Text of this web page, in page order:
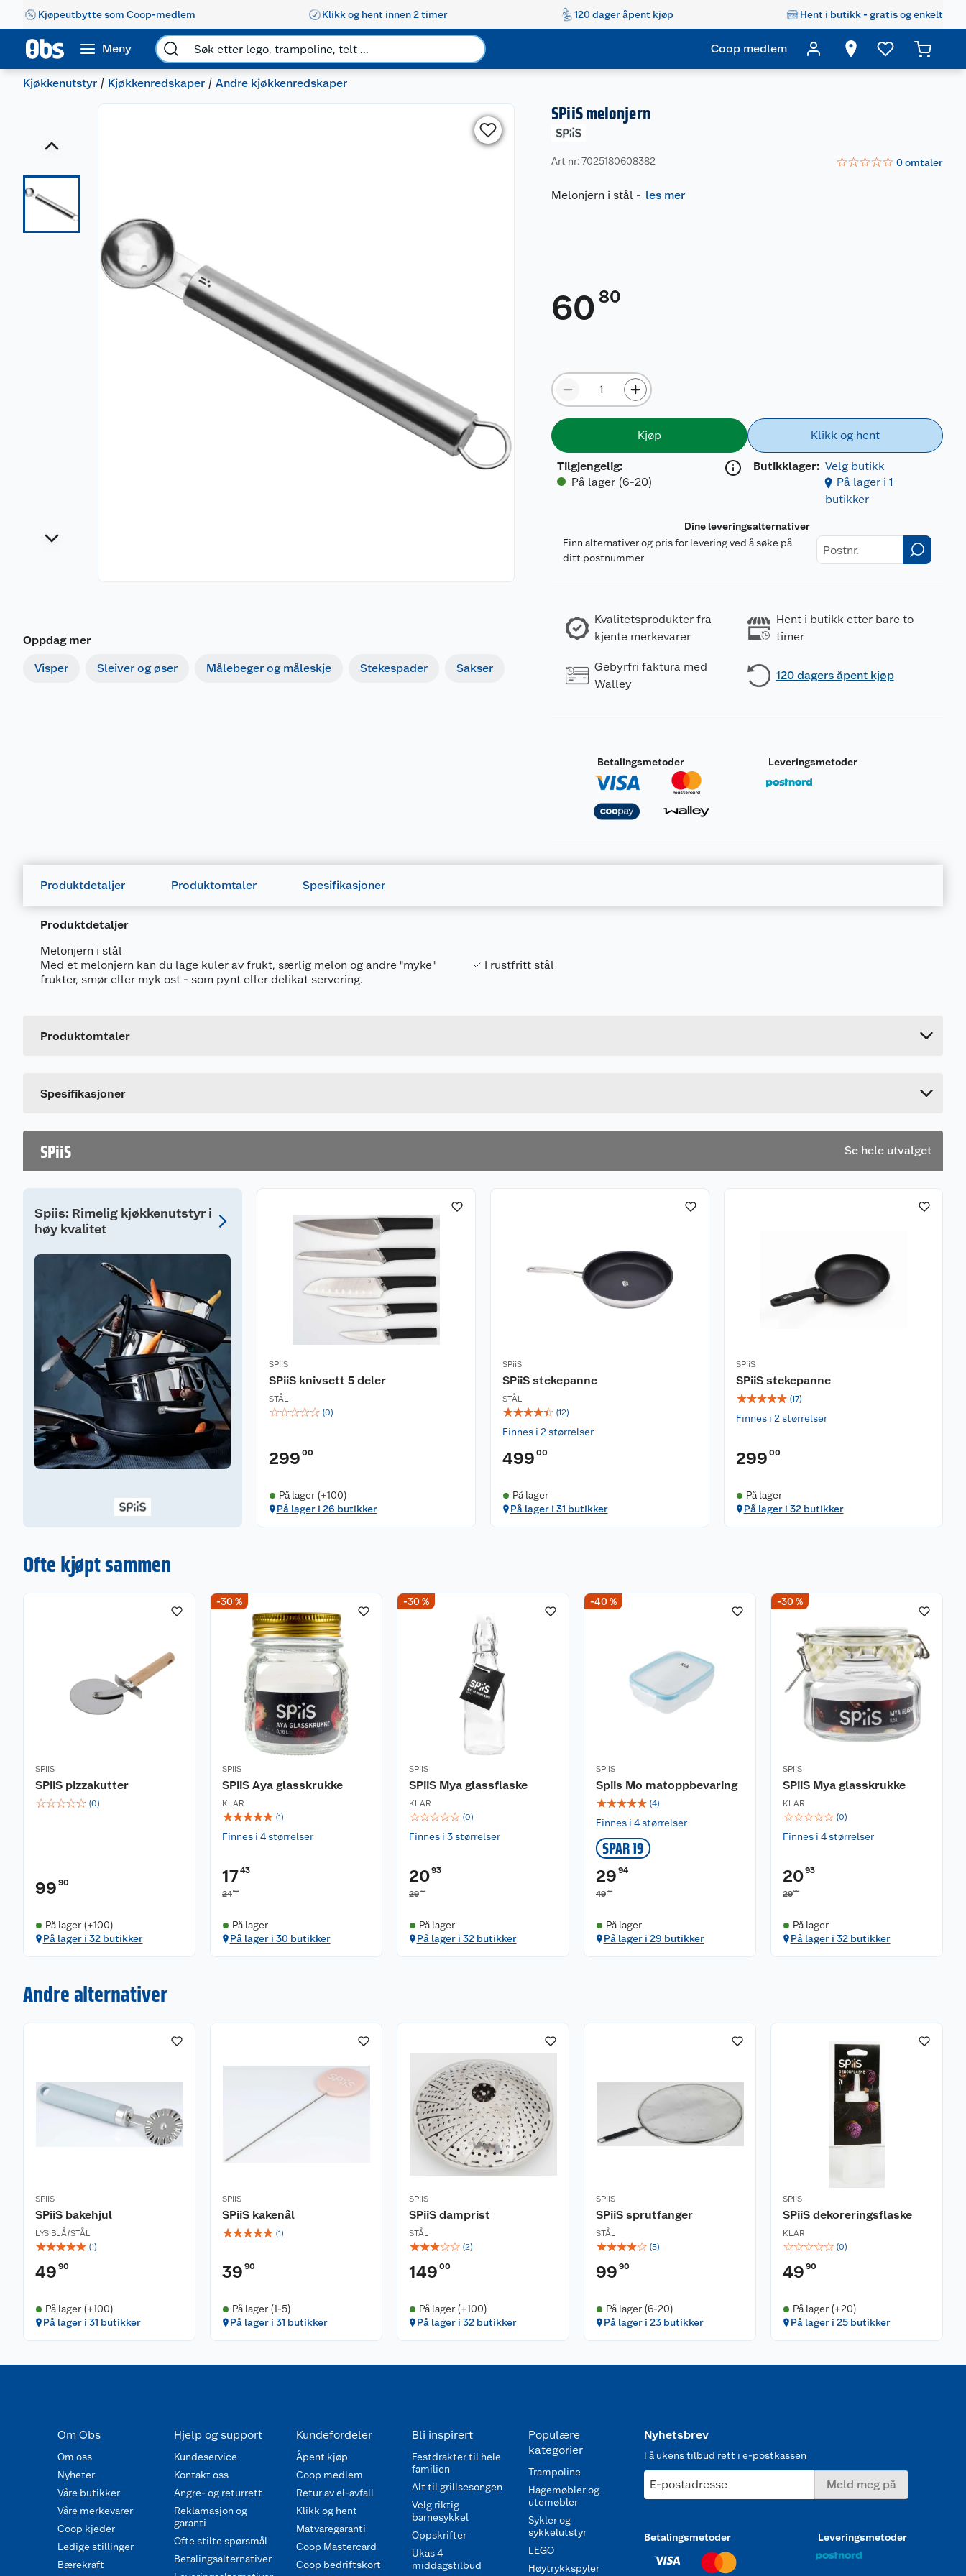
Kjøpeutbytte som Coop-medlem Klikk og hent innen 2 timer 120 dager åpent kjøp Hent i butikk - gratis og enkelt
Meny Coop medlem
Kjøkkenutstyr Kjøkkenredskaper Andre kjøkkenredskaper
Oppdag mer
Visper Sleiver og øser Målebeger og måleskje Stekespader Sakser
SPiiS melonjern
Art nr: 7025180608382 ☆☆☆☆☆ 0omtaler
Melonjern i stål - les mer
60 80
Kjøp
Tilgjengelig:
På lager (6-20)
Klikk og hent
Butikklager: Velg butikk
På lager i 1
butikker
Dine leveringsalternativer
Finn alternativer og pris for levering ved å søke på
ditt postnummer
Kvalitetsprodukter fra
kjente merkevarer
Hent i butikk etter bare to
timer
Gebyrfri faktura med
Walley
120 dagers åpent kjøp
Betalingsmetoder Leveringsmetoder
Produktdetaljer Produktomtaler Spesifikasjoner
Produktdetaljer
Melonjern i stål
Med et melonjern kan du lage kuler av frukt, særlig melon og andre "myke"
frukter, smør eller myk ost - som pynt eller delikat servering.
I rustfritt stål
Produktomtaler
Spesifikasjoner
Generelt
Leverandørens artikkelnummer
SPiiS Se hele utvalget
Spiis: Rimelig kjøkkenutstyr i
høy kvalitet
SPiiS
SPiiS knivsett 5 deler
STÅL
☆☆☆☆☆ (0)
299 00
På lager (+100)
På lager i 26 butikker
SPiiS
SPiiS stekepanne
STÅL
☆☆☆☆☆ (12)
Finnes i 2 størrelser
499 00
På lager
På lager i 31 butikker
SPiiS
SPiiS stekepanne
☆☆☆☆☆ (17)
Finnes i 2 størrelser
299 00
På lager
På lager i 32 butikker
Ofte kjøpt sammen
SPiiS
SPiiS pizzakutter
☆☆☆☆☆ (0)
99 90
På lager (+100)
På lager i 32 butikker
-30 %
SPiiS
SPiiS Aya glasskrukke
KLAR
☆☆☆☆☆ (1)
Finnes i 4 størrelser
1743
2490
På lager
På lager i 30 butikker
-30 %
SPiiS
SPiiS Mya glassflaske
KLAR
☆☆☆☆☆ (0)
Finnes i 3 størrelser
2093
2990
På lager
På lager i 32 butikker
-40 %
SPiiS
Spiis Mo matoppbevaring
☆☆☆☆☆ (4)
Finnes i 4 størrelser
SPAR 19
29 94
4990
På lager
På lager i 29 butikker
-30 %
SPiiS
SPiiS Mya glasskrukke
KLAR
☆☆☆☆☆ (0)
Finnes i 4 størrelser
2093
2990
På lager
På lager i 32 butikker
Andre alternativer
SPiiS
SPiiS bakehjul
LYS BLÅ/STÅL
☆☆☆☆☆ (1)
49 90
På lager (+100)
På lager i 31 butikker
SPiiS
SPiiS kakenål
☆☆☆☆☆ (1)
39 90
På lager (1-5)
På lager i 31 butikker
SPiiS
SPiiS damprist
STÅL
☆☆☆☆☆ (2)
149 00
På lager (+100)
På lager i 32 butikker
SPiiS
SPiiS sprutfanger
STÅL
☆☆☆☆☆ (5)
99 90
På lager (6-20)
På lager i 23 butikker
SPiiS
SPiiS dekoreringsflaske
KLAR
☆☆☆☆☆ (0)
49 90
På lager (+20)
På lager i 25 butikker
Om Obs
Om oss
Nyheter
Våre butikker
Våre merkevarer
Coop kjeder
Ledige stillinger
Bærekraft
Hjelp og support
Kundeservice
Kontakt oss
Angre- og returrett
Reklamasjon og
garanti
Ofte stilte spørsmål
Betalingsalternativer
Kundefordeler
Åpent kjøp
Coop medlem
Retur av el-avfall
Klikk og hent
Matvaregaranti
Coop Mastercard
Coop bedriftskort
Bli inspirert
Festdrakter til hele
familien
Alt til grillsesongen
Velg riktig
barnesykkel
Oppskrifter
Ukas 4
middagstilbud
Populære
kategorier
Trampoline
Hagemøbler og
utemøbler
Sykler og
sykkelutstyr
LEGO
Høytrykkspyler
Nyhetsbrev
Få ukens tilbud rett i e-postkassen
E-postadresse Meld meg på
Betalingsmetoder Leveringsmetoder